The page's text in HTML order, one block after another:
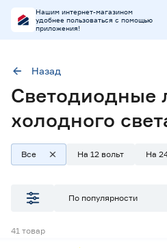
Нашим интернет-магазином
удобнее пользоваться с помощью
приложения!
Степень защиты (IP) 65
Наличие в магазинах
Ростовское шоссе, 28/7
Назад
Светодиодные
холодного
Все На 12 вольт На
По популярности
41 товар